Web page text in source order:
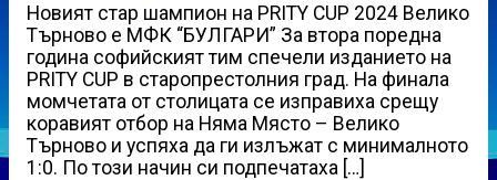
Новият стар шампион на PRITY CUP 2024 Велико
Търново е МФК “БУЛГАРИ” За втора поредна
година софийският тим спечели изданието на
PRITY CUP в старопрестолния град. На финала
момчетата от столицата се изправиха срещу
коравият отбор на Няма Място – Велико
Търново и успяха да ги излъжат с минималното
1:0. По този начин си подпечатаха […]